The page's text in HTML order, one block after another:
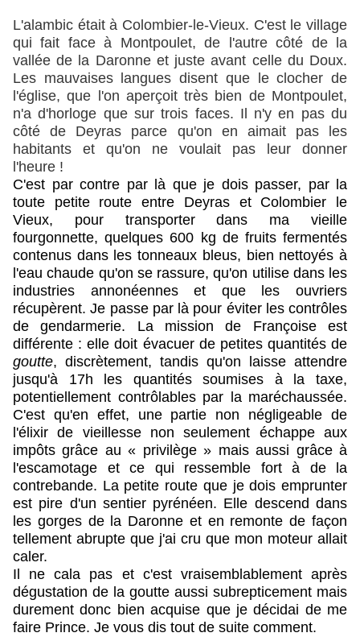
L'alambic était à Colombier-le-Vieux. C'est le village
qui fait face à Montpoulet, de l'autre côté de la
vallée de la Daronne et juste avant celle du Doux.
Les mauvaises langues disent que le clocher de
l'église, que l'on aperçoit très bien de Montpoulet,
n'a d'horloge que sur trois faces. Il n'y en pas du
côté de Deyras parce qu'on en aimait pas les
habitants et qu'on ne voulait pas leur donner
l'heure !
C'est par contre par là que je dois passer, par la
toute petite route entre Deyras et Colombier le
Vieux, pour transporter dans ma vieille
fourgonnette, quelques 600 kg de fruits fermentés
contenus dans les tonneaux bleus, bien nettoyés à
l'eau chaude qu'on se rassure, qu'on utilise dans les
industries annonéennes et que les ouvriers
récupèrent. Je passe par là pour éviter les contrôles
de gendarmerie. La mission de Françoise est
différente : elle doit évacuer de petites quantités de
goutte, discrètement, tandis qu'on laisse attendre
jusqu'à 17h les quantités soumises à la taxe,
potentiellement contrôlables par la maréchaussée.
C'est qu'en effet, une partie non négligeable de
l'élixir de vieillesse non seulement échappe aux
impôts grâce au « privilège » mais aussi grâce à
l'escamotage et ce qui ressemble fort à de la
contrebande. La petite route que je dois emprunter
est pire d'un sentier pyrénéen. Elle descend dans
les gorges de la Daronne et en remonte de façon
tellement abrupte que j'ai cru que mon moteur allait
caler.
Il ne cala pas et c'est vraisemblablement après
dégustation de la goutte aussi subrepticement mais
durement donc bien acquise que je décidai de me
faire Prince. Je vous dis tout de suite comment.